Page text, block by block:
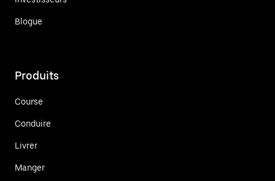
Blogue
Produits
Course
Conduire
Livrer
Manger